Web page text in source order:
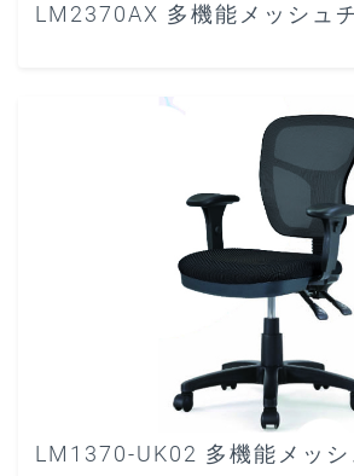
LM2370AX 多機能メッシュ
LM1370-UK02 多機能メッシ